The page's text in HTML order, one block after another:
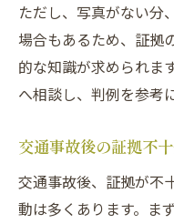
ただし、写真がない分
場合もあるため、証拠
的な知識が求められま
へ相談し、判例を参考
交通事故後の証拠不
交通事故後、証拠が不
動は多くあります。ま